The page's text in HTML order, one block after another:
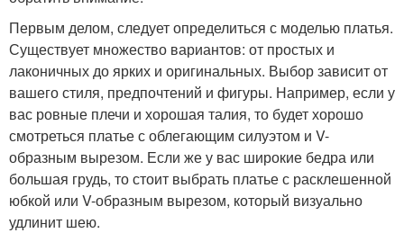
Первым делом, следует определиться с моделью платья.
Существует множество вариантов: от простых и
лаконичных до ярких и оригинальных. Выбор зависит от
вашего стиля, предпочтений и фигуры. Например, если у
вас ровные плечи и хорошая талия, то будет хорошо
смотреться платье с облегающим силуэтом и V-
образным вырезом. Если же у вас широкие бедра или
большая грудь, то стоит выбрать платье с расклешенной
юбкой или V-образным вырезом, который визуально
удлинит шею.